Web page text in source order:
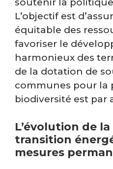
soutenir la politique
L’objectif est
équitable des
favoriser le
harmonieux des
de la dotation de
communes pour la
biodiversité est par
L’évolution de
transition
mesures